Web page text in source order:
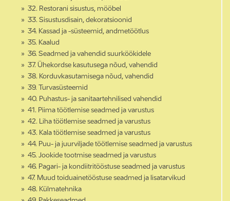
32. Restorani sisustus, mööbel
33. Sisustusdisain, dekoratsioonid
34. Kassad ja -süsteemid, andmetöötlus
35. Kaalud
36. Seadmed ja vahendid suurköökidele
37. Ühekordse kasutusega nõud, vahendid
38. Korduvkasutamisega nõud, vahendid
39. Turvasüsteemid
40. Puhastus- ja sanitaartehnilised vahendid
41. Piima töötlemise seadmed ja varustus
42. Liha töötlemise seadmed ja varustus
43. Kala töötlemise seadmed ja varustus
44. Puu- ja juurviljade töötlemise seadmed ja varustus
45. Jookide tootmise seadmed ja varustus
46. Pagari- ja kondiitritööstuse seadmed ja varustus
47. Muud toiduainetööstuse seadmed ja lisatarvikud
48. Külmatehnika